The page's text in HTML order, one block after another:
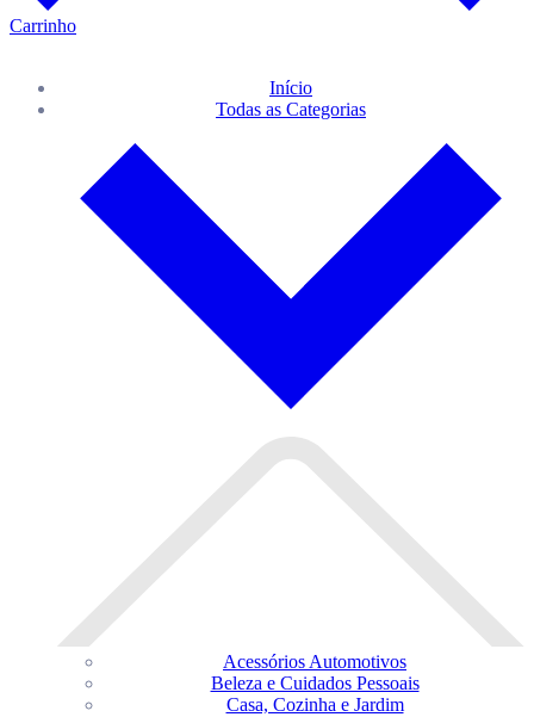
Carrinho
Início
Todas as Categorias
Acessórios Automotivos
Beleza e Cuidados Pessoais
Casa, Cozinha e Jardim